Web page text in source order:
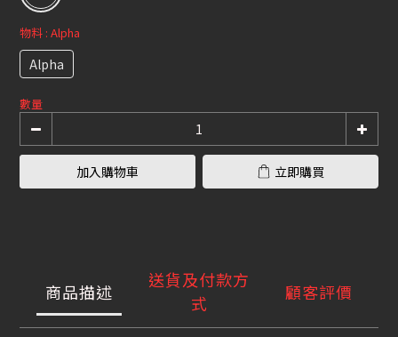
物料 : Alpha
Alpha
數量
加入購物車 立即購買
商品描述
送貨及付款方
式
顧客評價